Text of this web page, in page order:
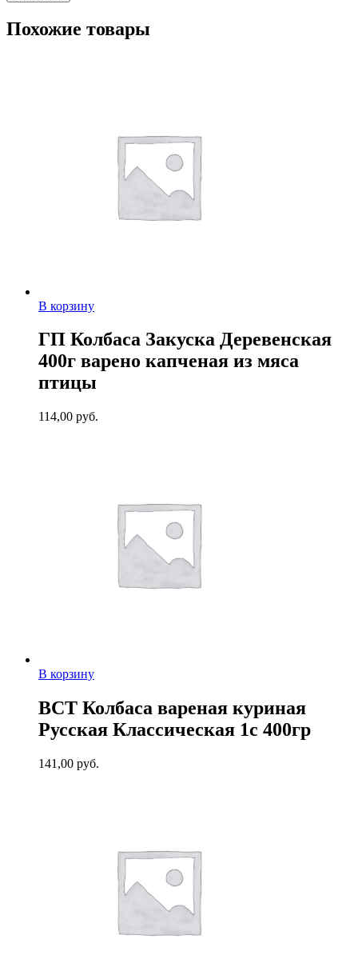
Похожие товары
В корзину
ГП Колбаса Закуска Деревенская
400г варено капченая из мяса
птицы
114,00 руб.
В корзину
ВСТ Колбаса вареная куриная
Русская Классическая 1с 400гр
141,00 руб.